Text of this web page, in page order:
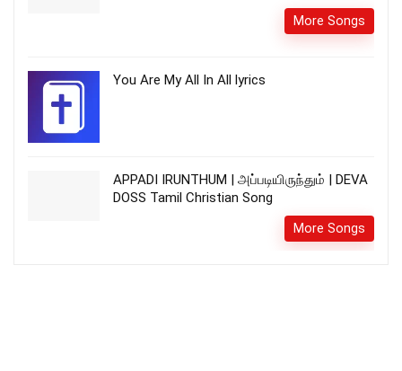
More Songs
You Are My All In All lyrics
APPADI IRUNTHUM | அப்படியிருந்தும் | DEVA
DOSS Tamil Christian Song
More Songs